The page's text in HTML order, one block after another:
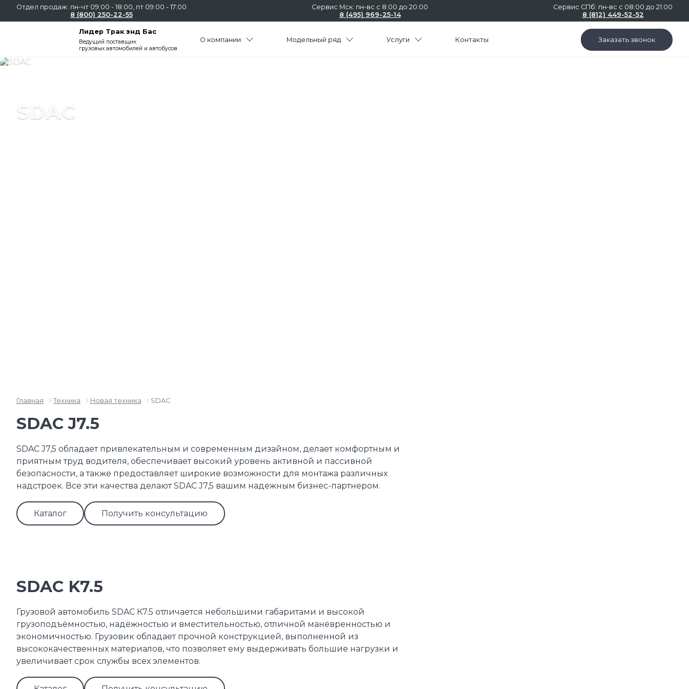
Отдел продаж: пн-чт 09:00 - 18:00, пт 09:00 - 17:00
8 (800) 250-22-55
Сервис Мск: пн-вс с 8:00 до 20:00
8 (495) 969-25-14
Сервис СПб: пн-вс с 08:00 до 21:00
8 (812) 449-52-52
Лидер Трак энд Бас
Ведущий поставщик
грузовых автомобилей и автобусов
О компании Модельный ряд Услуги Контакты Заказать звонок
Слайдшоу
SDAC
Главная Техника Новая техника SDAC
SDAC J7.5
SDAC J7,5 обладает привлекательным и современным дизайном, делает комфортным и
приятным труд водителя, обеспечивает высокий уровень активной и пассивной
безопасности, а также предоставляет широкие возможности для монтажа различных
надстроек. Все эти качества делают SDAC J7,5 вашим надежным бизнес-партнером.
Каталог Получить консультацию
SDAC K7.5
Грузовой автомобиль SDAC К7.5 отличается небольшими габаритами и высокой
грузоподъёмностью, надёжностью и вместительностью, отличной манёвренностью и
экономичностью. Грузовик обладает прочной конструкцией, выполненной из
высококачественных материалов, что позволяет ему выдерживать большие нагрузки и
увеличивает срок службы всех элементов.